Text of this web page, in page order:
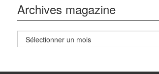
Archives magazine
Archives
magazine